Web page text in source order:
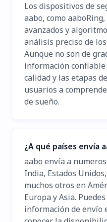
Los dispositivos de
aabo, como
avanzados y
análisis preciso de
Aunque no son de
información
calidad y las etapas
usuarios a
de sueño.
¿A qué países envía
aabo envía a
India, Estados
muchos otros en
Europa y Asia.
información de envío